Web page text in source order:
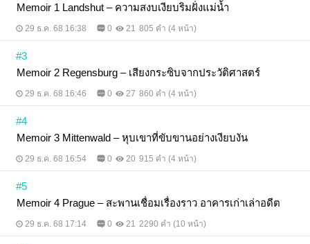
Memoir 1 Landshut – ความสงบเงียบริมฝั่งแม่น้ำ
29 ธ.ค. 68 16:38 0 21 805 คำ (4 หน้า)
#3
Memoir 2 Regensburg – เสียงกระซิบจากประวัติศาสตร์
29 ธ.ค. 68 16:46 0 27 860 คำ (4 หน้า)
#4
Memoir 3 Mittenwald – หุบเขาที่ขับขานอย่างเงียบงัน
29 ธ.ค. 68 16:54 0 20 915 คำ (4 หน้า)
#5
Memoir 4 Prague – สะพานเชื่อมเรื่องราว อาคารเก่าเล่าอดีต
29 ธ.ค. 68 17:14 0 21 2290 คำ (10 หน้า)